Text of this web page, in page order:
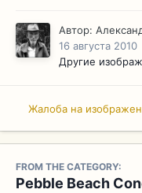
Автор:
16 августа 2010
Другие
Жалоба на
FROM THE CATEGORY:
Pebble Beach